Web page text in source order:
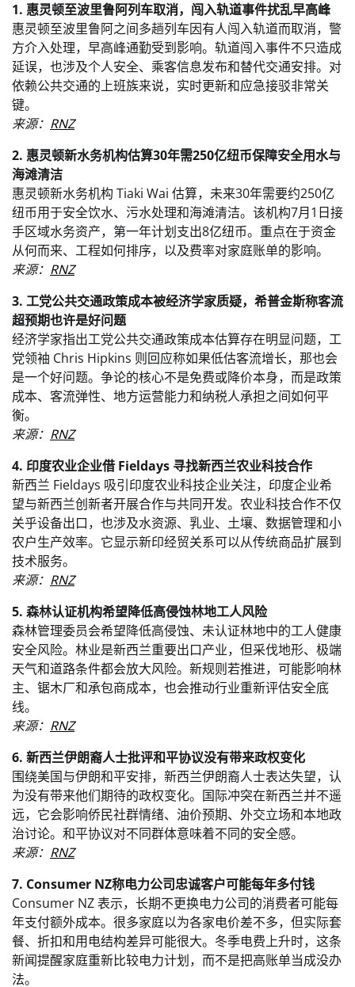
1. 惠灵顿至波里鲁阿列车取消，闯入轨道事件扰乱早高峰
惠灵顿至波里鲁阿之间多趟列车因有人闯入轨道而取消，警
方介入处理，早高峰通勤受到影响。轨道闯入事件不只造成
延误，也涉及个人安全、乘客信息发布和替代交通安排。对
依赖公共交通的上班族来说，实时更新和应急接驳非常关
键。
来源： RNZ
2. 惠灵顿新水务机构估算30年需250亿纽币保障安全用水与
海滩清洁
惠灵顿新水务机构 Tiaki Wai 估算，未来30年需要约250亿
纽币用于安全饮水、污水处理和海滩清洁。该机构7月1日接
手区域水务资产，第一年计划支出8亿纽币。重点在于资金
从何而来、工程如何排序，以及费率对家庭账单的影响。
来源： RNZ
3. 工党公共交通政策成本被经济学家质疑，希普金斯称客流
超预期也许是好问题
经济学家指出工党公共交通政策成本估算存在明显问题，工
党领袖 Chris Hipkins 则回应称如果低估客流增长，那也会
是一个好问题。争论的核心不是免费或降价本身，而是政策
成本、客流弹性、地方运营能力和纳税人承担之间如何平
衡。
来源： RNZ
4. 印度农业企业借 Fieldays 寻找新西兰农业科技合作
新西兰 Fieldays 吸引印度农业科技企业关注，印度企业希
望与新西兰创新者开展合作与共同开发。农业科技合作不仅
关乎设备出口，也涉及水资源、乳业、土壤、数据管理和小
农户生产效率。它显示新印经贸关系可以从传统商品扩展到
技术服务。
来源： RNZ
5. 森林认证机构希望降低高侵蚀林地工人风险
森林管理委员会希望降低高侵蚀、未认证林地中的工人健康
安全风险。林业是新西兰重要出口产业，但采伐地形、极端
天气和道路条件都会放大风险。新规则若推进，可能影响林
主、锯木厂和承包商成本，也会推动行业重新评估安全底
线。
来源： RNZ
6. 新西兰伊朗裔人士批评和平协议没有带来政权变化
围绕美国与伊朗和平安排，新西兰伊朗裔人士表达失望，认
为没有带来他们期待的政权变化。国际冲突在新西兰并不遥
远，它会影响侨民社群情绪、油价预期、外交立场和本地政
治讨论。和平协议对不同群体意味着不同的安全感。
来源： RNZ
7. Consumer NZ称电力公司忠诚客户可能每年多付钱
Consumer NZ 表示，长期不更换电力公司的消费者可能每
年支付额外成本。很多家庭以为各家电价差不多，但实际套
餐、折扣和用电结构差异可能很大。冬季电费上升时，这条
新闻提醒家庭重新比较电力计划，而不是把高账单当成没办
法。